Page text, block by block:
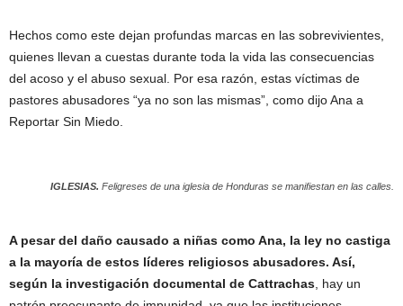
Hechos como este dejan profundas marcas en las sobrevivientes,
quienes llevan a cuestas durante toda la vida las consecuencias
del acoso y el abuso sexual. Por esa razón, estas víctimas de
pastores abusadores “ya no son las mismas”, como dijo Ana a
Reportar Sin Miedo.
IGLESIAS. Feligreses de una iglesia de Honduras se manifiestan en las calles.
A pesar del daño causado a niñas como Ana, la ley no castiga
a la mayoría de estos líderes religiosos abusadores. Así,
según la investigación documental de Cattrachas , hay un